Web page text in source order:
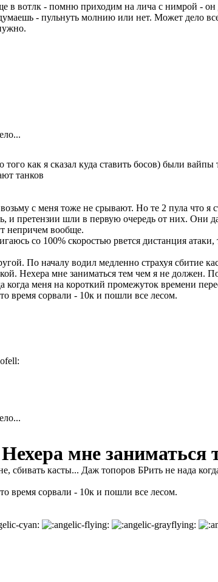
в вотлк - помню приходим на лича с нимрой - он
- пульнуть молнию или нет. Может дело
как я сказал куда ставить босов) были
танков
с меня тоже не срывают. Но те 2 пула что
и претензии шли в первую очередь от них. Они
непричем вообще.
со 100% скоростью рвется дистанция
По началу водил медленно страхуя сбитие
Нехера мне заниматься тем чем я не должен.
когда меня на короткий промежуток времени
время сорвали - 10к и пошли все лесом.
Нехера мне заниматься
сбивать касты... Даж топоров БРить не нада
время сорвали - 10к и пошли все лесом.